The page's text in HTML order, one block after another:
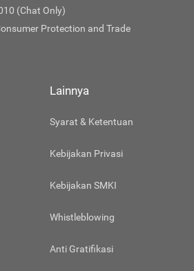
(Chat Only)
Protection and Trade
Lainnya
Syarat & Ketentuan
Kebijakan Privasi
Kebijakan SMKI
Whistleblowing
Anti Gratifikasi